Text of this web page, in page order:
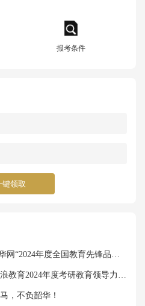
报考条件
键领取
网“2024年度全国教育先锋品牌
教育2024年度考研教育领导力品
，不负韶华！